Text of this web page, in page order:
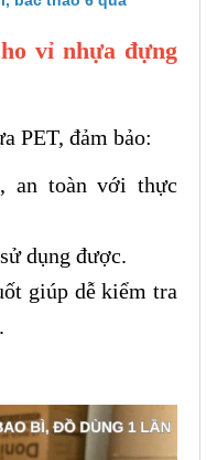
vỉ nhựa đựng
PET, đảm bảo:
an toàn với thực
dụng được.
giúp dễ kiểm tra